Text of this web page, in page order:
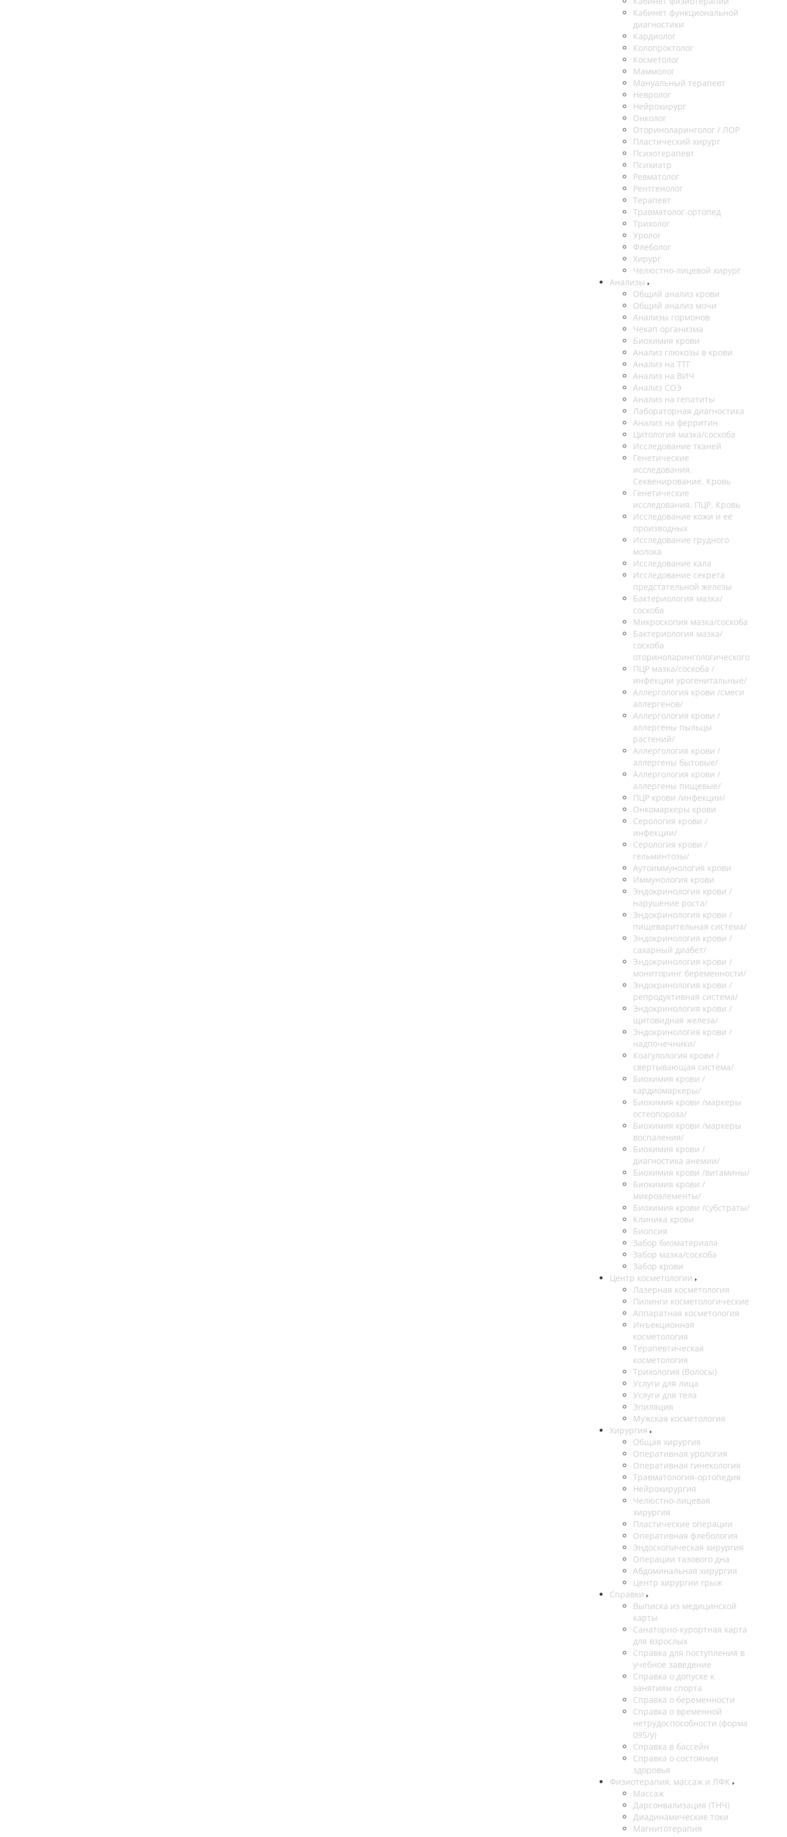
Кабинет функциональной
диагностики
Кардиолог
Колопроктолог
Косметолог
Маммолог
Мануальный терапевт
Невролог
Нейрохирург
Онколог
Оториноларинголог / ЛОР
Пластический хирург
Психотерапевт
Психиатр
Ревматолог
Рентгенолог
Терапевт
Травматолог-ортопед
Трихолог
Уролог
Флеболог
Хирург
Челюстно-лицевой хирург
Анализы
Общий анализ крови
Общий анализ мочи
Анализы гормонов
Чекап организма
Биохимия крови
Анализ глюкозы в крови
Анализ на ТТГ
Анализ на ВИЧ
Анализ СОЭ
Анализ на гепатиты
Лабораторная диагностика
Анализ на ферритин
Цитология мазка/соскоба
Исследование тканей
Генетические
исследования.
Секвенирование. Кровь
Генетические
исследования. ПЦР. Кровь
Исследование кожи и её
производных
Исследование грудного
молока
Исследование кала
Исследование секрета
предстательной железы
Бактериология мазка/
соскоба
Микроскопия мазка/соскоба
Бактериология мазка/
соскоба
оториноларингологического
ПЦР мазка/соскоба /
инфекции урогенитальные/
Аллергология крови /смеси
аллергенов/
Аллергология крови /
аллергены пыльцы
растений/
Аллергология крови /
аллергены бытовые/
Аллергология крови /
аллергены пищевые/
ПЦР крови /инфекции/
Онкомаркеры крови
Серология крови /
инфекции/
Серология крови /
гельминтозы/
Аутоиммунология крови
Иммунология крови
Эндокринология крови /
нарушение роста/
Эндокринология крови /
пищеварительная система/
Эндокринология крови /
сахарный диабет/
Эндокринология крови /
мониторинг беременности/
Эндокринология крови /
репродуктивная система/
Эндокринология крови /
щитовидная железа/
Эндокринология крови /
надпочечники/
Коагулология крови /
свертывающая система/
Биохимия крови /
кардиомаркеры/
Биохимия крови /маркеры
остеопороза/
Биохимия крови /маркеры
воспаления/
Биохимия крови /
диагностика анемии/
Биохимия крови /витамины/
Биохимия крови /
микроэлементы/
Биохимия крови /субстраты/
Клиника крови
Биопсия
Забор биоматериала
Забор мазка/соскоба
Забор крови
Центр косметологии
Лазерная косметология
Пилинги косметологические
Аппаратная косметология
Инъекционная
косметология
Терапевтическая
косметология
Трихология (Волосы)
Услуги для лица
Услуги для тела
Эпиляция
Мужская косметология
Хирургия
Общая хирургия
Оперативная урология
Оперативная гинекология
Травматология-ортопедия
Нейрохирургия
Челюстно-лицевая
хирургия
Пластические операции
Оперативная флебология
Эндоскопическая хирургия
Операции тазового дна
Абдоминальная хирургия
Центр хирургии грыж
Справки
Выписка из медицинской
карты
Санаторно-курортная карта
для взрослых
Справка для поступления в
учебное заведение
Справка о допуске к
занятиям спорта
Справка о беременности
Справка о временной
нетрудоспособности (форма
095/у)
Справка в бассейн
Справка о состоянии
здоровья
Физиотерапия, массаж и ЛФК
Массаж
Дарсонвализация (ТНЧ)
Диадинамические токи
Магнитотерапия